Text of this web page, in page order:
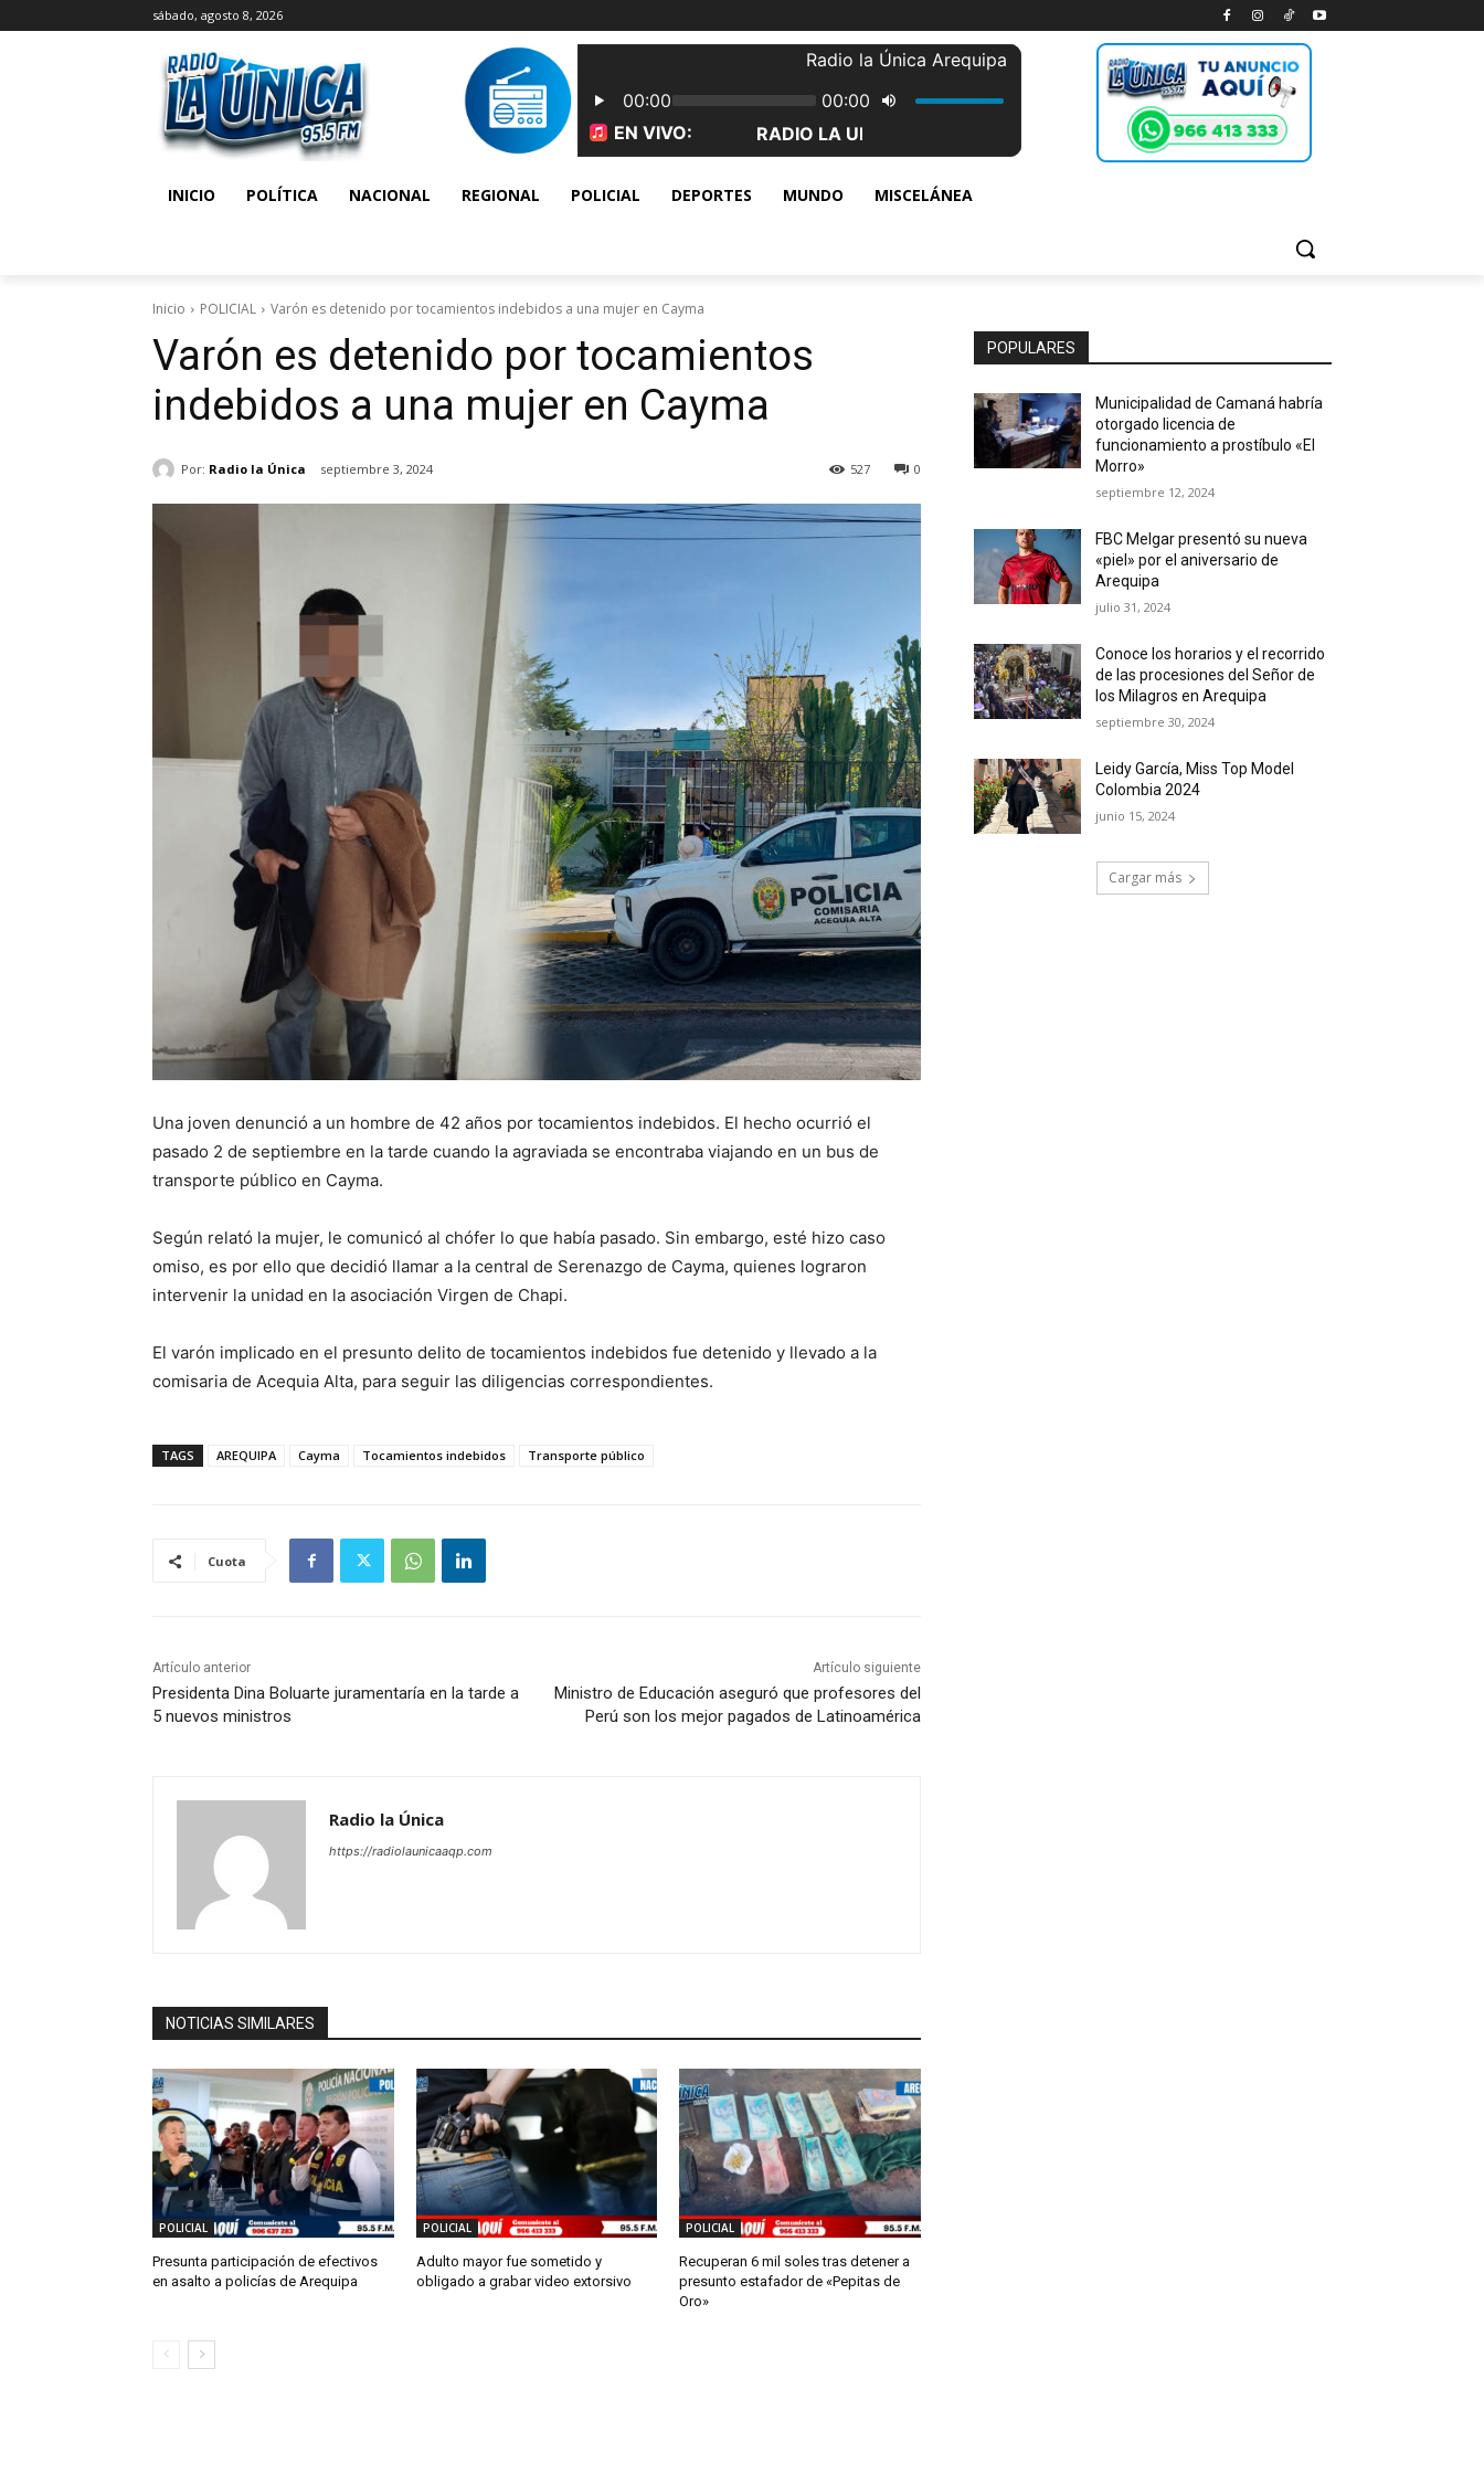
sábado, agosto 8, 2026
INICIO POLÍTICA NACIONAL REGIONAL POLICIAL DEPORTES MUNDO MISCELÁNEA
Inicio POLICIAL Varón es detenido por tocamientos indebidos a una mujer en Cayma
Varón es detenido por tocamientos
indebidos a una mujer en Cayma
Por: Radio la Única septiembre 3, 2024 0
527
Una joven denunció a un hombre de 42 años por tocamientos indebidos. El hecho ocurrió el
pasado 2 de septiembre en la tarde cuando la agraviada se encontraba viajando en un bus de
transporte público en Cayma.
Según relató la mujer, le comunicó al chófer lo que había pasado. Sin embargo, esté hizo caso
omiso, es por ello que decidió llamar a la central de Serenazgo de Cayma, quienes lograron
intervenir la unidad en la asociación Virgen de Chapi.
El varón implicado en el presunto delito de tocamientos indebidos fue detenido y llevado a la
comisaria de Acequia Alta, para seguir las diligencias correspondientes.
TAGS AREQUIPA Cayma Tocamientos indebidos Transporte público
Cuota
Artículo anterior
Presidenta Dina Boluarte juramentaría en la tarde a
5 nuevos ministros
Artículo siguiente
Ministro de Educación aseguró que profesores del
Perú son los mejor pagados de Latinoamérica
Radio la Única
https://radiolaunicaaqp.com
NOTICIAS SIMILARES
POLICIAL
Presunta participación de efectivos
en asalto a policías de Arequipa
POLICIAL
Adulto mayor fue sometido y
obligado a grabar video extorsivo
POLICIAL
Recuperan 6 mil soles tras detener a
presunto estafador de «Pepitas de
Oro»
POPULARES
Municipalidad de Camaná habría
otorgado licencia de
funcionamiento a prostíbulo «El
Morro»
septiembre 12, 2024
FBC Melgar presentó su nueva
«piel» por el aniversario de
Arequipa
julio 31, 2024
Conoce los horarios y el recorrido
de las procesiones del Señor de
los Milagros en Arequipa
septiembre 30, 2024
Leidy García, Miss Top Model
Colombia 2024
junio 15, 2024
Cargar más